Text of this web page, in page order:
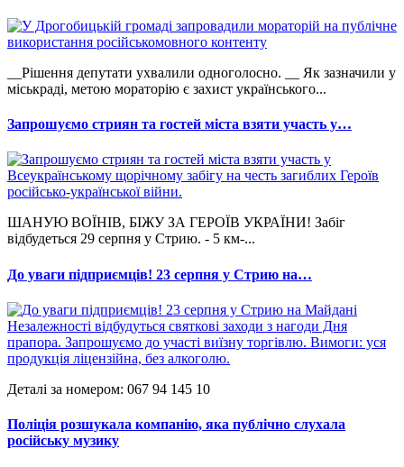
__Рішення депутати ухвалили одноголосно. __ Як зазначили у
міськраді, метою мораторію є захист українського...
Запрошуємо стриян та гостей міста взяти участь у…
ШАНУЮ ВОЇНІВ, БІЖУ ЗА ГЕРОЇВ УКРАЇНИ! Забіг
відбудеться 29 серпня у Стрию. - 5 км-...
До уваги підприємців! 23 серпня у Стрию на…
Деталі за номером: 067 94 145 10
Поліція розшукала компанію, яка публічно слухала
російську музику